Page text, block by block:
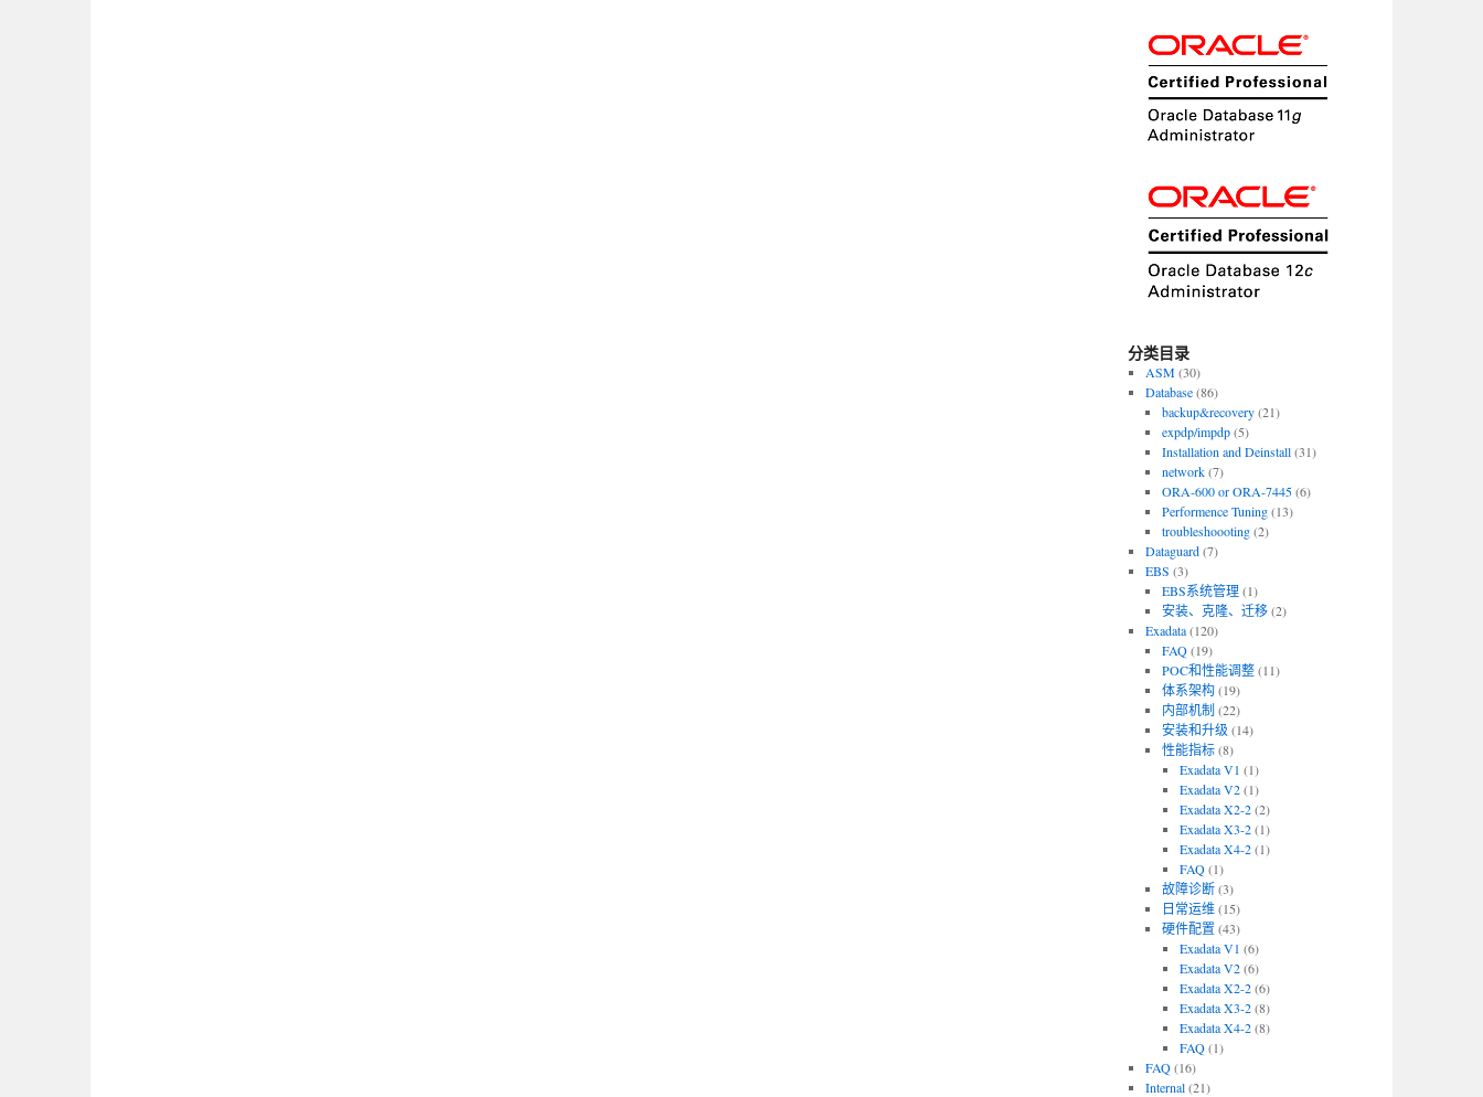
分类目录
ASM(30)
Database(86)
backup&recovery(21)
expdp/impdp(5)
Installation and Deinstall(31)
network(7)
ORA-600 or ORA-7445(6)
Performence Tuning(13)
troubleshoooting(2)
Dataguard(7)
EBS (3)
EBS系统管理(1)
安装、克隆、迁移(2)
Exadata(120)
FAQ(19)
POC和性能调整(11)
体系架构(19)
内部机制 (22)
安装和升级 (14)
性能指标(8)
Exadata V1 (1)
Exadata V2(1)
Exadata X2-2(2)
Exadata X3-2(1)
Exadata X4-2(1)
FAQ(1)
故障诊断(3)
日常运维(15)
硬件配置 (43)
Exadata V1 (6)
Exadata V2(6)
Exadata X2-2(6)
Exadata X3-2(8)
Exadata X4-2(8)
FAQ(1)
FAQ(16)
Internal(21)